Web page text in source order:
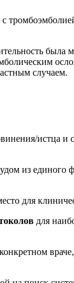
с
была
случаем.
истца
из единого
для
для